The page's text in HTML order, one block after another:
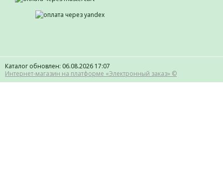
Каталог обновлен: 06.08.2026 17:07
Интернет-магазин на платформе «Электронный заказ» ©